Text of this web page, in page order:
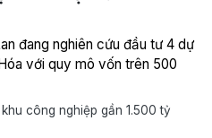
đang nghiên cứu đầu tư 4 dự
với quy mô vốn trên 500
công nghiệp gần 1.500 tỷ